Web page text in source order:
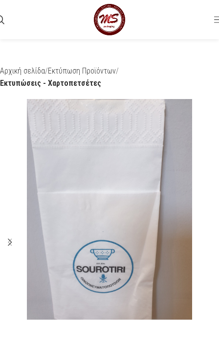
Αρχική σελίδα Εκτύπωση Προϊόντων
Εκτυπώσεις - Χαρτοπετσέτες